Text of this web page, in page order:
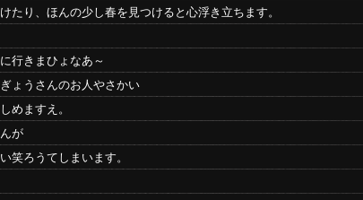
たり、ほんの少し春を見つけると心浮き立ちます。
行きまひょなあ～
ょうさんのお人やさかい
めますえ。
が
笑ろうてしまいます。